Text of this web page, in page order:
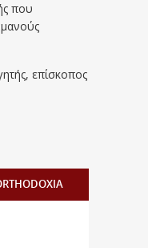
που
επίσκοπος